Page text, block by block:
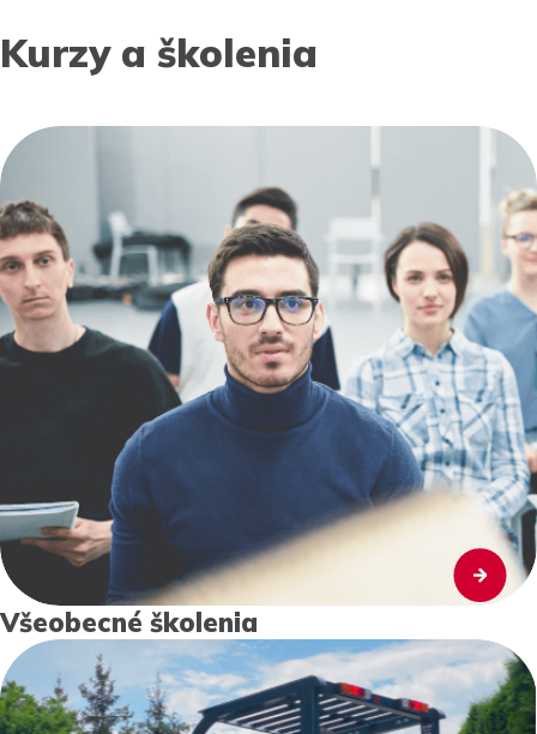
Kurzy a školenia
Všeobecné školenia